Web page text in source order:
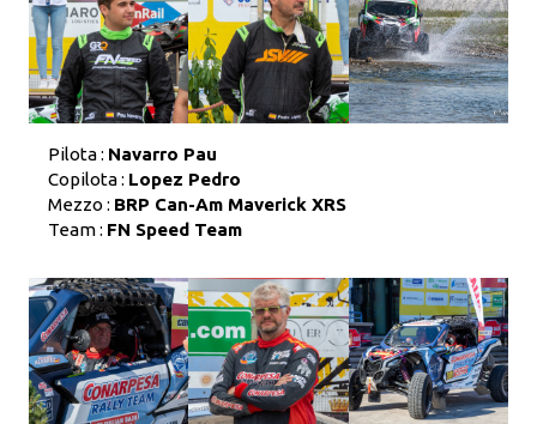
Pilota : Navarro Pau
Copilota : Lopez Pedro
Mezzo : BRP Can-Am Maverick XRS
Team : FN Speed Team